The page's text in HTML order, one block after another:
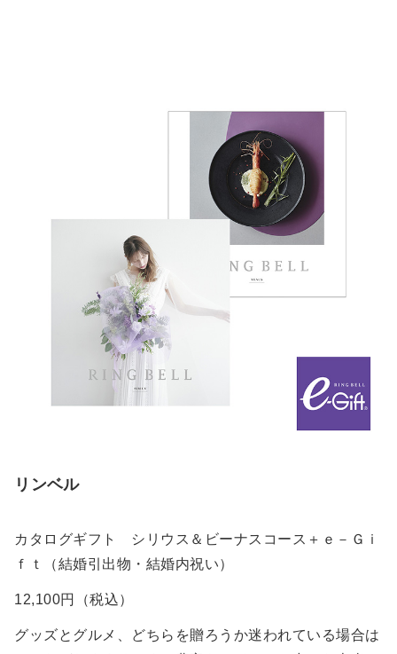
リンベル
カタログギフト シリウス＆ビーナスコース＋ｅ－Ｇｉ
ｆｔ（結婚引出物・結婚内祝い）
12,100円（税込）
グッズとグルメ、どちらを贈ろうか迷われている場合は